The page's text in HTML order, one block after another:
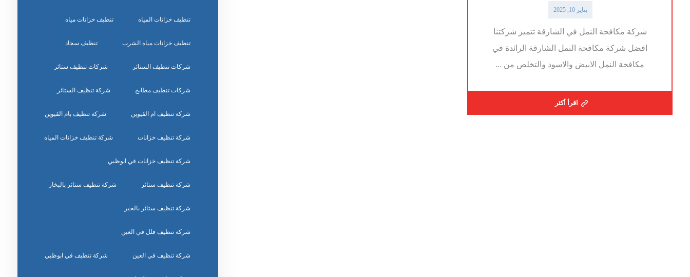
يناير 10, 2025
شركة مكافحة النمل في الشارقة تتميز شركتنا
افضل شركة مكافحة النمل الشارقة الرائدة في
مكافحة النمل الابيض والاسود والتخلص من ...
اقرأ أكثر
تنظيف خزانات المياه تنظيف خزانات مياه
تنظيف خزانات مياه الشرب تنظيف سجاد
شركات تنظيف الستائر شركات تنظيف ستائر
شركات تنظيف مطابخ شركة تنظيف الستائر
شركة تنظيف ام القيوين شركة تنظيف بام القيوين
شركة تنظيف خزانات شركة تنظيف خزانات المياه
شركة تنظيف خزانات في ابوظبي
شركة تنظيف ستائر شركة تنظيف ستائر بالبخار
شركة تنظيف ستائر بالخبر
شركة تنظيف فلل في العين
شركة تنظيف في العين شركة تنظيف في ابوظبي